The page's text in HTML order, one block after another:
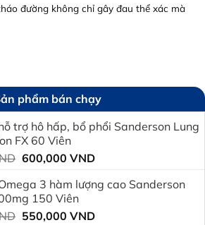
đường không chỉ gây đau thể xác mà
phẩm bán chạy
trợ hô hấp, bổ phổi Sanderson Lung
FX 60 Viên
Giá
là:
750,000 VND.
600,000 VNDGiá
tại
600,000 VND.
3 hàm lượng cao Sanderson
150 Viên
Giá
550,000 VNDGiá